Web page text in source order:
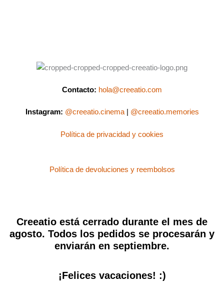
Contacto: hola@creeatio.com
Instagram: @creeatio.cinema| @creeatio.memories
Política de privacidad y cookies
Política de devoluciones y reembolsos
Creeatio está cerrado durante el mes de
agosto. Todos los pedidos se procesarán y
enviarán en septiembre.
¡Felices vacaciones! :)